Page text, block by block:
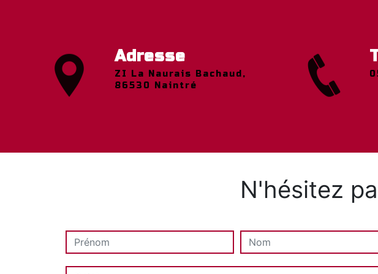
Adresse
ZI La Naurais Bachaud,
86530 Naintré
N'hésitez